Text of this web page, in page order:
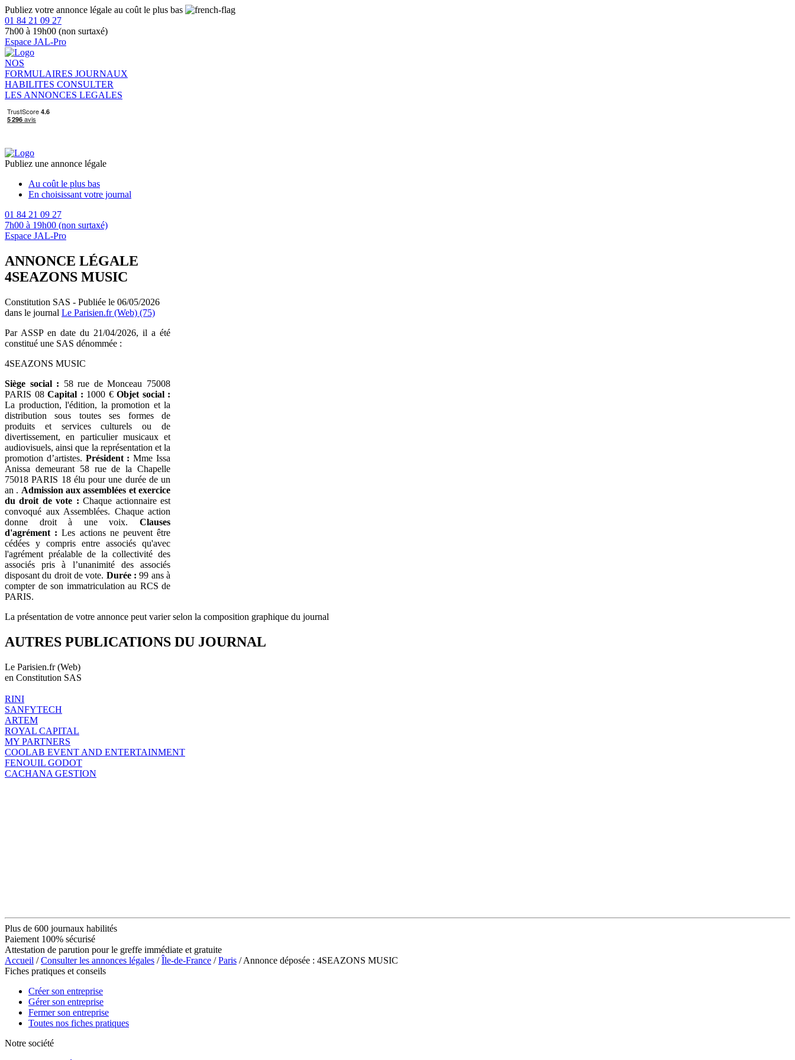
Publiez votre annonce légale au coût le plus bas
01 84 21 09 27
7h00 à 19h00 (non surtaxé)
Espace JAL-Pro
NOS
FORMULAIRES JOURNAUX
HABILITES CONSULTER
LES ANNONCES LEGALES
Publiez une annonce légale
Au coût le plus bas
En choisissant votre journal
01 84 21 09 27
7h00 à 19h00 (non surtaxé)
Espace JAL-Pro
ANNONCE LÉGALE
4SEAZONS MUSIC
Constitution SAS - Publiée le 06/05/2026
dans le journal Le Parisien.fr (Web) (75)
Par ASSP en date du 21/04/2026, il a été
constitué une SAS dénommée :
4SEAZONS MUSIC
Siège social : 58 rue de Monceau 75008
PARIS 08 Capital : 1000 € Objet social :
La production, l'édition, la promotion et la
distribution sous toutes ses formes de
produits et services culturels ou de
divertissement, en particulier musicaux et
audiovisuels, ainsi que la représentation et la
promotion d’artistes. Président : Mme Issa
Anissa demeurant 58 rue de la Chapelle
75018 PARIS 18 élu pour une durée de un
an . Admission aux assemblées et exercice
du droit de vote : Chaque actionnaire est
convoqué aux Assemblées. Chaque action
donne droit à une voix. Clauses
d'agrément : Les actions ne peuvent être
cédées y compris entre associés qu'avec
l'agrément préalable de la collectivité des
associés pris à l’unanimité des associés
disposant du droit de vote. Durée : 99 ans à
compter de son immatriculation au RCS de
PARIS.
La présentation de votre annonce peut varier selon la composition graphique du journal
AUTRES PUBLICATIONS DU JOURNAL
Le Parisien.fr (Web)
en Constitution SAS
RINI
SANFYTECH
ARTEM
ROYAL CAPITAL
MY PARTNERS
COOLAB EVENT AND ENTERTAINMENT
FENOUIL GODOT
CACHANA GESTION
Plus de 600 journaux habilités
Paiement 100% sécurisé
Attestation de parution pour le greffe immédiate et gratuite
Accueil /Consulter les annonces légales /Île-de-France /Paris / Annonce déposée : 4SEAZONS MUSIC
Fiches pratiques et conseils
Créer son entreprise
Gérer son entreprise
Fermer son entreprise
Toutes nos fiches pratiques
Notre société